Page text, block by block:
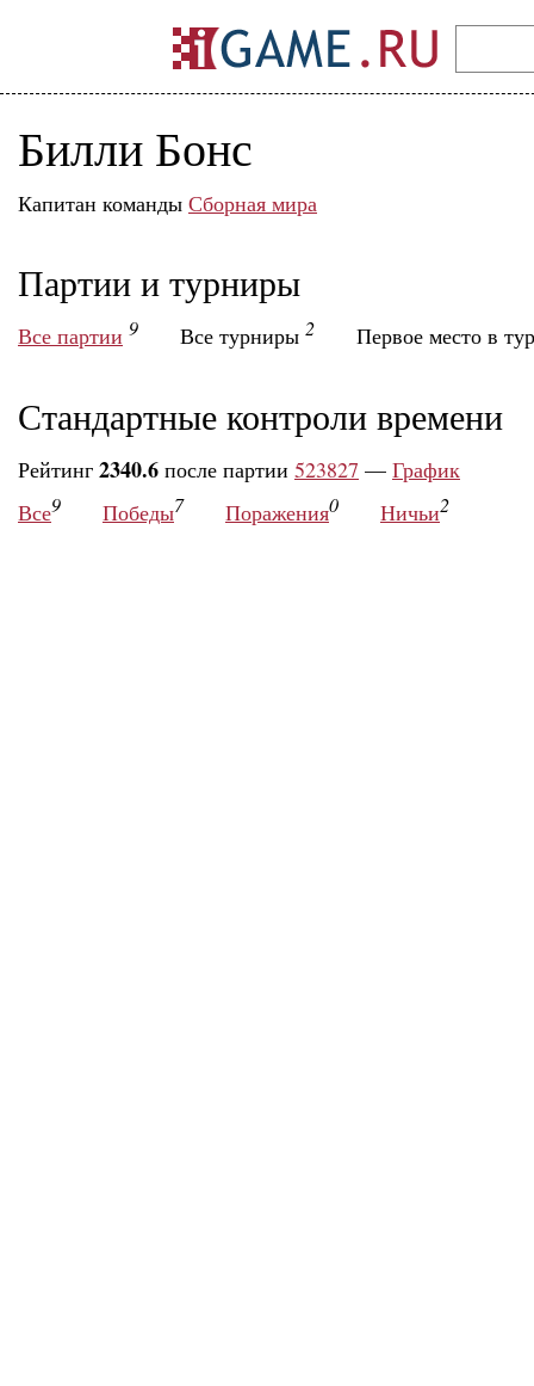
Билли Бонс
Капитан команды Сборная мира
Партии и турниры
Все партии 9 Все турниры 2 Первое место в
Стандартные контроли времени
Рейтинг 2340.6 после партии 523827 — График
Все9 Победы7 Поражения0 Ничьи2